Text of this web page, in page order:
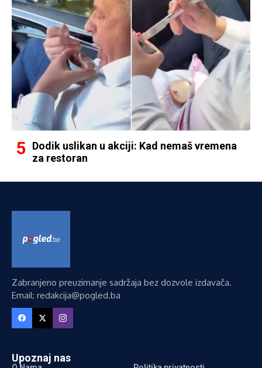
Dodik uslikan u akciji: Kad nemaš vremena
za restoran
Zabranjeno preuzimanje sadržaja bez dozvole izdavača.
Email: redakcija@pogled.ba
Upoznaj nas